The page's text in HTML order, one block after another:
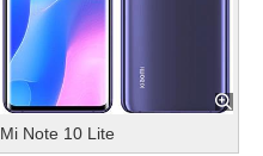
Mi Note 10 Lite